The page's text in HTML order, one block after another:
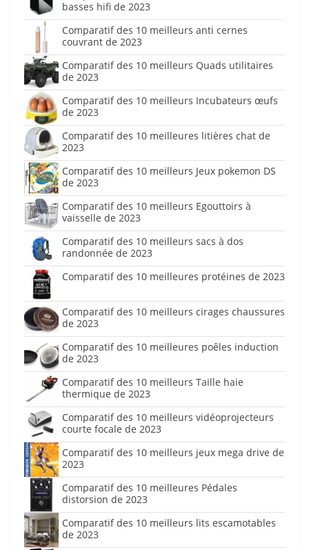
basses hifi de 2023
Comparatif des 10 meilleurs anti cernes
couvrant de 2023
Comparatif des 10 meilleurs Quads utilitaires
de 2023
Comparatif des 10 meilleurs Incubateurs œufs
de 2023
Comparatif des 10 meilleures litières chat de
2023
Comparatif des 10 meilleurs Jeux pokemon DS
de 2023
Comparatif des 10 meilleurs Egouttoirs à
vaisselle de 2023
Comparatif des 10 meilleurs sacs à dos
randonnée de 2023
Comparatif des 10 meilleures protéines de 2023
Comparatif des 10 meilleurs cirages chaussures
de 2023
Comparatif des 10 meilleures poêles induction
de 2023
Comparatif des 10 meilleurs Taille haie
thermique de 2023
Comparatif des 10 meilleurs vidéoprojecteurs
courte focale de 2023
Comparatif des 10 meilleurs jeux mega drive de
2023
Comparatif des 10 meilleures Pédales
distorsion de 2023
Comparatif des 10 meilleurs lits escamotables
de 2023